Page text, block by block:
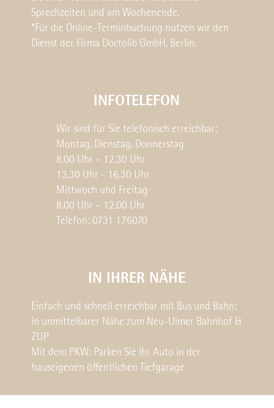
Sprechzeiten und am Wochenende.
*Für die Online-Terminbuchung nutzen wir den
Dienst der Firma Doctolib GmbH, Berlin.
INFOTELEFON
Wir sind für Sie telefonisch erreichbar:
Montag, Dienstag, Donnerstag
8.00 Uhr – 12.30 Uhr
13.30 Uhr - 16.30 Uhr
Mittwoch und Freitag
8.00 Uhr – 12.00 Uhr
Telefon: 0731 176070
IN IHRER NÄHE
Einfach und schnell erreichbar mit Bus und Bahn:
in unmittelbarer Nähe zum Neu-Ulmer Bahnhof &
ZUP
Mit dem PKW: Parken Sie Ihr Auto in der
hauseigenen öffentlichen Tiefgarage